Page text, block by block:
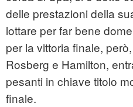
delle prestazioni della
lottare per far bene
per la vittoria finale,
Rosberg e Hamilton,
pesanti in chiave titolo
finale.